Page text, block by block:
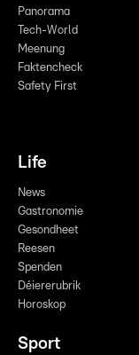
Panorama
Tech-World
Meenung
Faktencheck
Safety First
Life
News
Gastronomie
Gesondheet
Reesen
Spenden
Déiererubrik
Horoskop
Sport